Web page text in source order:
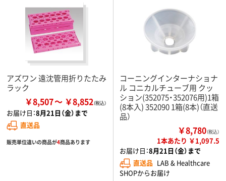
アズワン 遠沈管用折りたたみ
ラック
￥8,507 ￥8,852
お届け日：8月21日（金）まで
直送品
販売単位違いの商品が4商品あります
コーニングインターナショナ
ル コニカルチューブ用 クッ
ション(352075・352076用)1箱
(8本入) 352090 1箱(8本)（直送
品）
￥8,780（税込）
1本あたり ￥1,097.5
お届け日：8月21日（金）まで
直送品 LAB & Healthcare
SHOPからお届け